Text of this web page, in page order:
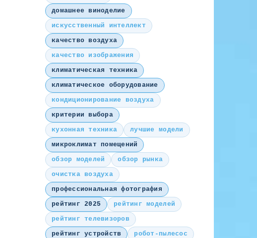
домашнее виноделие
искусственный интеллект
качество воздуха
качество изображения
климатическая техника
климатическое оборудование
кондиционирование воздуха
критерии выбора
кухонная техника
лучшие модели
микроклимат помещений
обзор моделей
обзор рынка
очистка воздуха
профессиональная фотография
рейтинг 2025
рейтинг моделей
рейтинг телевизоров
рейтинг устройств
робот-пылесос